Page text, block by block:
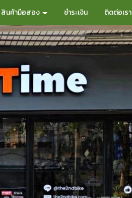
สินค้ามือสอง ชำระเงิน ติดต่อเรา